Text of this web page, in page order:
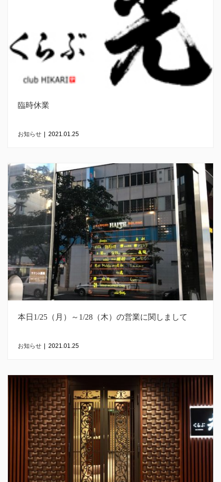
臨時休業
お知らせ | 2021.01.25
本日1/25（月）～1/28（木）の営業に関しまして
お知らせ | 2021.01.25